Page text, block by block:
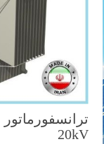
20kV